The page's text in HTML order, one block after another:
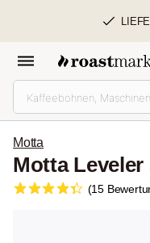
Motta
Motta Leveler
(15